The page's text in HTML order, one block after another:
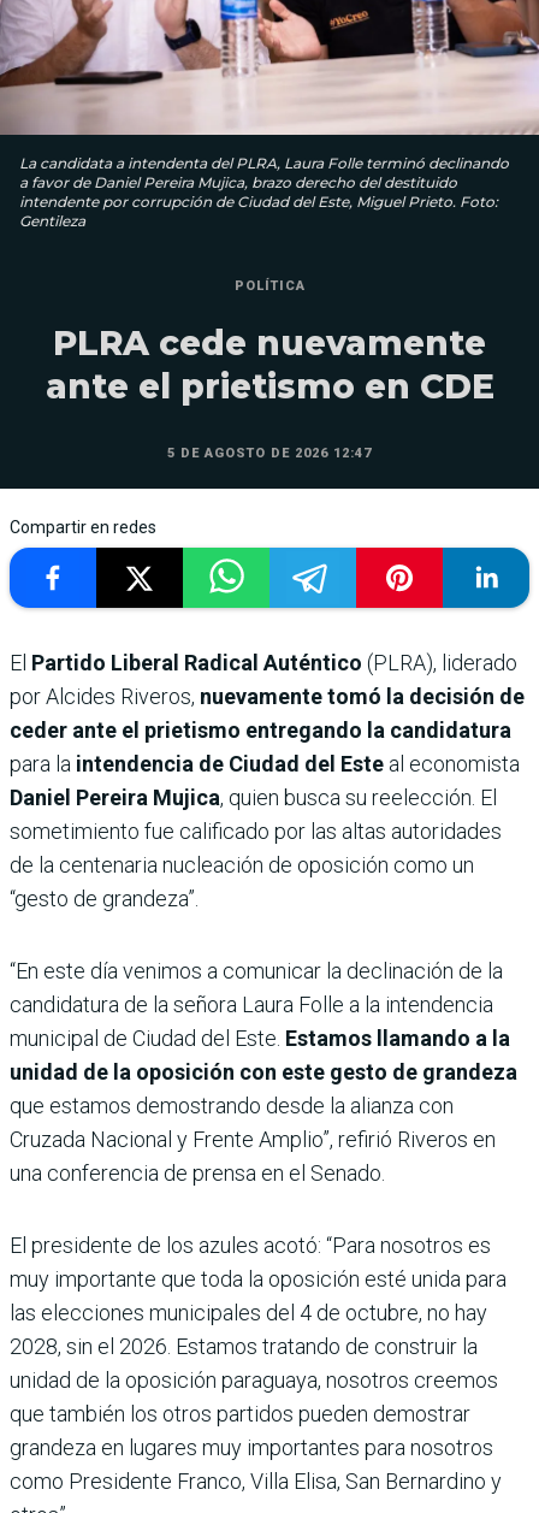
La candidata a intendenta del PLRA, Laura Folle terminó declinando
a favor de Daniel Pereira Mujica, brazo derecho del destituido
intendente por corrupción de Ciudad del Este, Miguel Prieto. Foto:
Gentileza
POLÍTICA
PLRA cede nuevamente
ante el prietismo en CDE
5 DE AGOSTO DE 2026 12:47
Compartir en redes
El Partido Liberal Radical Auténtico (PLRA), liderado
por Alcides Riveros, nuevamente tomó la decisión de
ceder ante el prietismo entregando la candidatura
para la intendencia de Ciudad del Este al economista
Daniel Pereira Mujica, quien busca su reelección. El
sometimiento fue calificado por las altas autoridades
de la centenaria nucleación de oposición como un
“gesto de grandeza”.
“En este día venimos a comunicar la declinación de la
candidatura de la señora Laura Folle a la intendencia
municipal de Ciudad del Este. Estamos llamando a la
unidad de la oposición con este gesto de grandeza
que estamos demostrando desde la alianza con
Cruzada Nacional y Frente Amplio”, refirió Riveros en
una conferencia de prensa en el Senado.
El presidente de los azules acotó: “Para nosotros es
muy importante que toda la oposición esté unida para
las elecciones municipales del 4 de octubre, no hay
2028, sin el 2026. Estamos tratando de construir la
unidad de la oposición paraguaya, nosotros creemos
que también los otros partidos pueden demostrar
grandeza en lugares muy importantes para nosotros
como Presidente Franco, Villa Elisa, San Bernardino y